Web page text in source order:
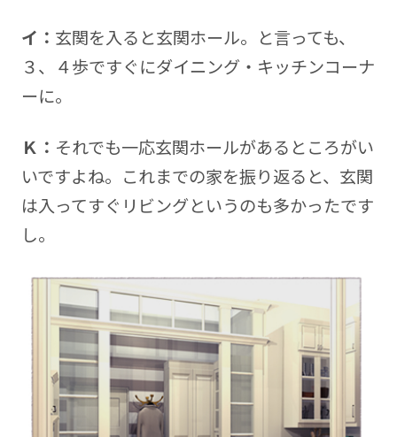
イ： 玄関を入ると玄関ホール。と言っても、
３、４歩ですぐにダイニング・キッチンコーナ
ーに。
Ｋ： それでも一応玄関ホールがあるところがい
いですよね。これまでの家を振り返ると、玄関
は入ってすぐリビングというのも多かったです
し。